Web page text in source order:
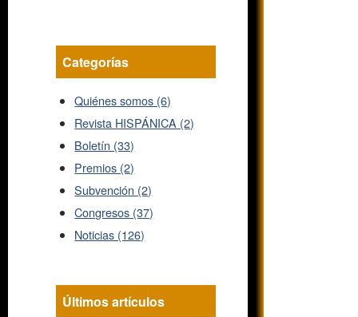
Categorías
Quiénes somos (6)
Revista HISPÁNICA (2)
Boletín (33)
Premios (2)
Subvención (2)
Congresos (37)
Noticias (126)
Últimos artículos